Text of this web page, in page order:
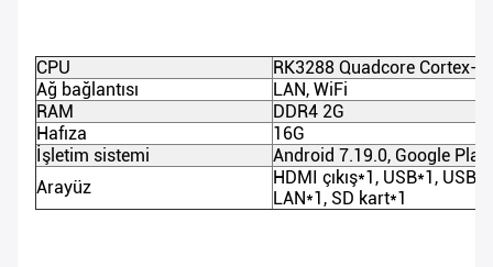
CPU
RK3288 Quadcore Cortex-
Ağ bağlantısı
LAN, WiFi
RAM
DDR4 2G
Hafıza
16G
İşletim sistemi
Android 7.19.0, Google
Arayüz
HDMI çıkış*1, USB*1, USB
LAN*1, SD kart*1